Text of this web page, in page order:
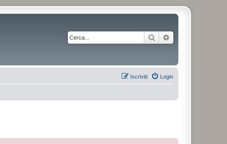
Cerca
Login
Iscriviti